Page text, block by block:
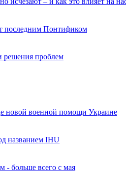
последним Понтификом
решения проблем
новой военной помощи Украине
названием IHU
- больше всего с мая